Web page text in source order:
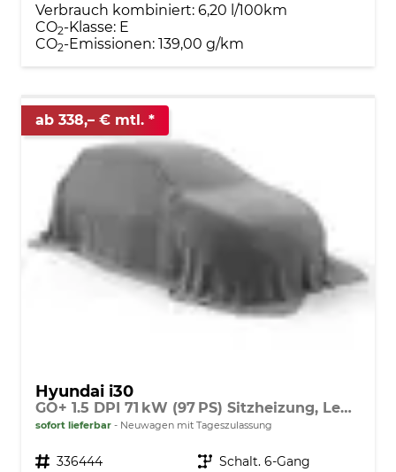
Verbrauch kombiniert: 6,20 l/100km
CO2-Klasse: E
CO2-Emissionen: 139,00 g/km
ab 338,– € mtl.
Hyundai i30
GO+ 1.5 DPI 71 kW (97 PS) Sitzheizung, Lenkradheizung, 2-Zonen-Klimaautomatik, Android Auto, Apple CarPlay, Navigationssystem, DAB, Indutkionsladen für Smartphones, 17 Zoll Leichtmetallfelgen, uvm.
sofort lieferbar Neuwagen mit Tageszulassung
Fahrzeugnr. 336444 Getriebe Schalt. 6-Gang